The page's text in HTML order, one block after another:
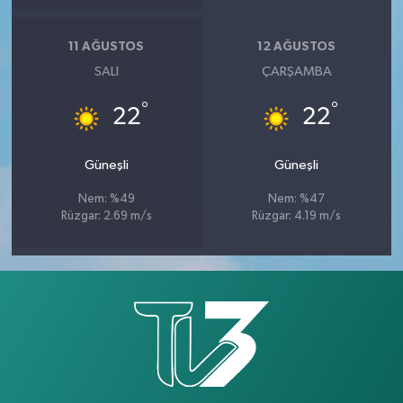
11 AĞUSTOS
SALI
22°
Güneşli
Nem: %49
Rüzgar: 2.69 m/s
12 AĞUSTOS
ÇARŞAMBA
22°
Güneşli
Nem: %47
Rüzgar: 4.19 m/s